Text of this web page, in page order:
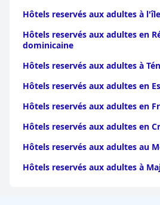
Hôtels reservés aux adultes à
Hôtels reservés aux adultes en
dominicaine
Hôtels reservés aux adultes à
Hôtels reservés aux adultes en
Hôtels reservés aux adultes en
Hôtels reservés aux adultes en
Hôtels reservés aux adultes au
Hôtels reservés aux adultes à